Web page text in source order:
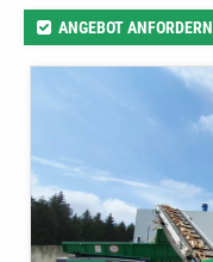
ANGEBOT ANFORDERN